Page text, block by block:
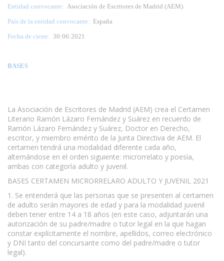
Entidad convocante: Asociación de Escritores de Madrid (AEM)
País de la entidad convocante: España
Fecha de cierre: 30:06:2021
BASES
La Asociación de Escritores de Madrid (AEM) crea el Certamen
Literario Ramón Lázaro Fernández y Suárez en recuerdo de
Ramón Lázaro Fernández y Suárez, Doctor en Derecho,
escritor, y miembro emérito de la Junta Directiva de AEM. El
certamen tendrá una modalidad diferente cada año,
alternándose en el orden siguiente: microrrelato y poesía,
ambas con categoría adulto y juvenil.
BASES CERTAMEN MICRORRELARO ADULTO Y JUVENIL 2021
1. Se entenderá que las personas que se presenten al certamen
de adulto serán mayores de edad y para la modalidad juvenil
deben tener entre 14 a 18 años (en este caso, adjuntarán una
autorización de su padre/madre o tutor legal en la que hagan
constar explícitamente el nombre, apellidos, correo electrónico
y DNI tanto del concursante como del padre/madre o tutor
legal).